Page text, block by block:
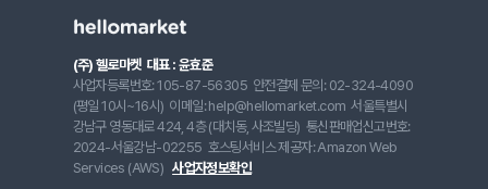
(주) 헬로마켓 대표 : 윤효준
사업자등록번호: 105-87-56305 안전결제 문의: 02-324-4090
(평일 10시~16시) 이메일: help@hellomarket.com 서울특별시
강남구 영동대로 424, 4층 (대치동, 사조빌딩) 통신판매업신고번호:
2024-서울강남-02255 호스팅서비스 제공자: Amazon Web
Services (AWS) 사업자정보확인